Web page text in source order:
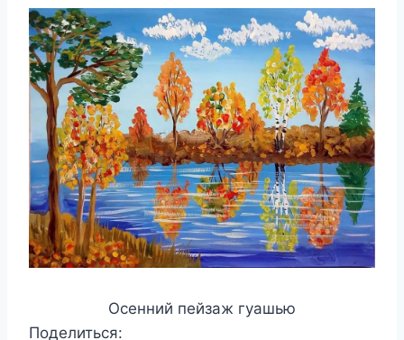
Осенний пейзаж гуашью
Поделиться: